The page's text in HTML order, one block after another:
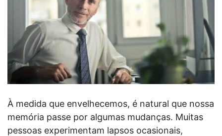
À medida que envelhecemos, é natural que nossa
memória passe por algumas mudanças. Muitas
pessoas experimentam lapsos ocasionais,